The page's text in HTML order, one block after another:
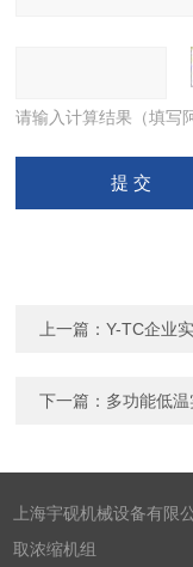
请输入计算结果（填写
上一篇：Y-TC企业
下一篇： 多功能低
上海宇砚机械设备有限
取浓缩机组